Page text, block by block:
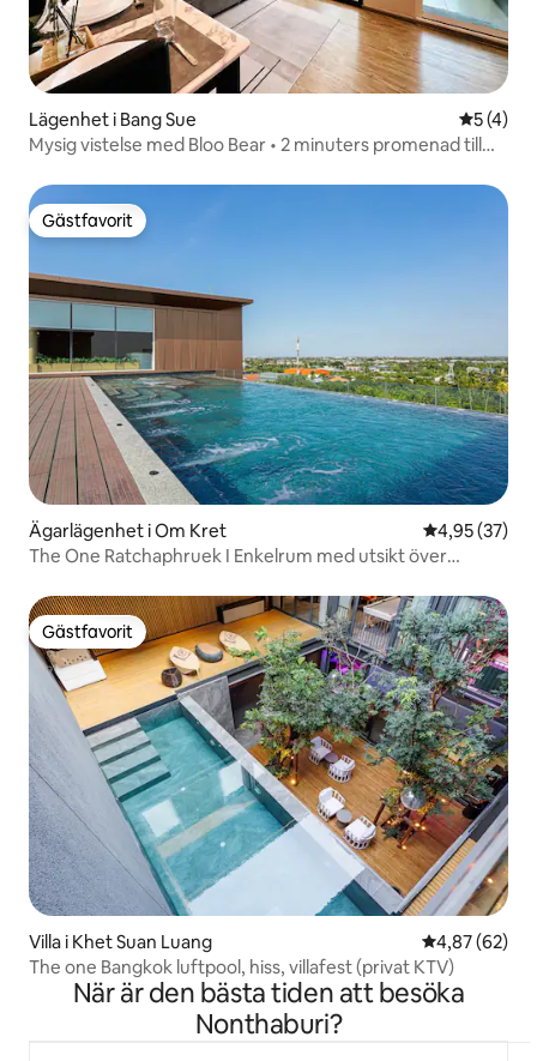
Lägenhet i Bang Sue 5 av 5 i
5 (4)
Mysig vistelse med Bloo Bear • 2 minuters promenad till
Gästfavorit
Gästfavorit
Ägarlägenhet i Om Kret 4,95 av 5 i
4,95 (37)
The One Ratchaphruek I Enkelrum med utsikt över
Gästfavorit
Gästfavorit
Villa i Khet Suan Luang 4,87 av 5 i
4,87 (62)
The one Bangkok luftpool, hiss, villafest (privat KTV)
När är den bästa tiden att besöka
Nonthaburi?